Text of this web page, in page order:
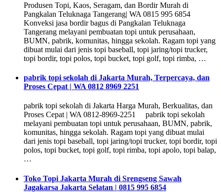
Produsen Topi, Kaos, Seragam, dan Bordir Murah di
Pangkalan Teluknaga Tangerang| WA 0815 995 6854
Konveksi jasa bordir bagus di Pangkalan Teluknaga
Tangerang melayani pembuatan topi untuk perusahaan,
BUMN, pabrik, komunitas, hingga sekolah. Ragam topi yang
dibuat mulai dari jenis topi baseball, topi jaring/topi trucker,
topi bordir, topi polos, topi bucket, topi golf, topi rimba, …
pabrik topi sekolah di Jakarta Murah, Terpercaya, dan
Proses Cepat | WA 0812 8969 2251
pabrik topi sekolah di Jakarta Harga Murah, Berkualitas, dan
Proses Cepat | WA 0812-8969-2251 pabrik topi sekolah
melayani pembuatan topi untuk perusahaan, BUMN, pabrik,
komunitas, hingga sekolah. Ragam topi yang dibuat mulai
dari jenis topi baseball, topi jaring/topi trucker, topi bordir, topi
polos, topi bucket, topi golf, topi rimba, topi apolo, topi balap,
…
Toko Topi Jakarta Murah di Srengseng Sawah
Jagakarsa Jakarta Selatan | 0815 995 6854